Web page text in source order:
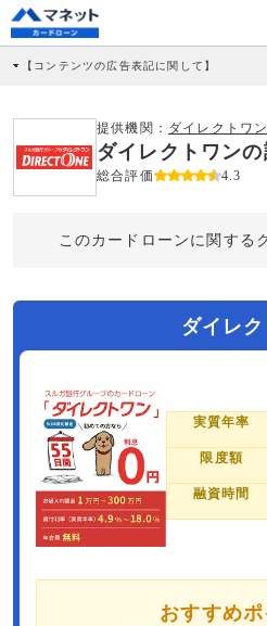
【コンテンツの広告表記に関して】
社に対して企業から紹介報酬が支払われると
商品を根拠なくPRするものではなく、当編集
どに基づき、公平性を担保した情報提供を行っ
>提携企業一覧
提供機関： ダイレクトワ
ダイレクトワン
総合評価 4.3
このカードローンに関する
ダイレ
実質年率
限度額
融資時間
おすすめポ